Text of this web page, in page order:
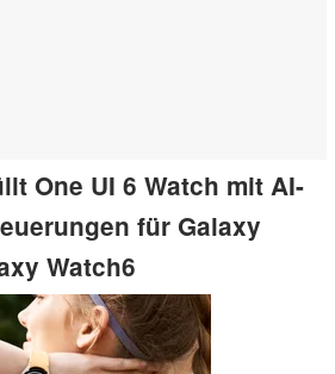
One UI 6 Watch mit AI-
für Galaxy
Watch6